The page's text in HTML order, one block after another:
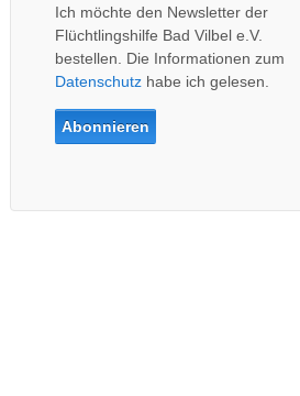
Ich möchte den Newsletter der
Flüchtlingshilfe Bad Vilbel e.V.
bestellen. Die Informationen zum
Datenschutz habe ich gelesen.